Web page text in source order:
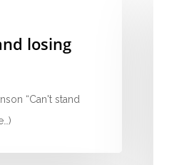
losing
“Can't stand